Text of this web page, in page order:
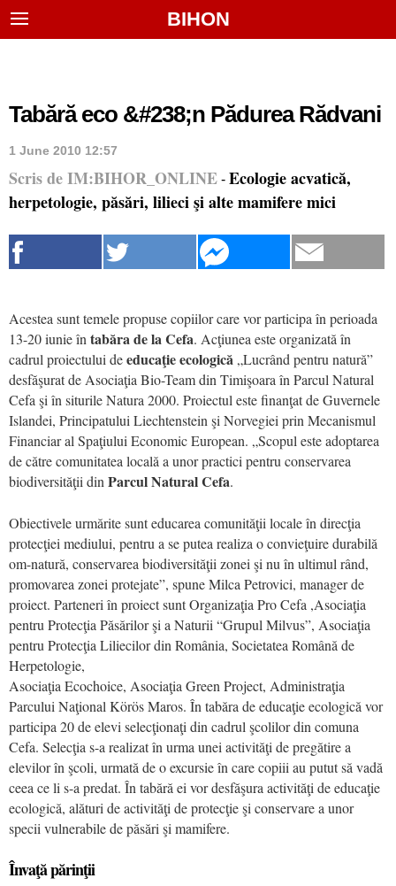
BIHON
Tabără eco &#238;n Pădurea Rădvani
1 June 2010 12:57
Scris de IM:BIHOR_ONLINE - Ecologie acvatică,
herpetologie, păsări, lilieci şi alte mamifere mici
Acestea sunt temele propuse copiilor care vor participa în perioada
13-20 iunie în tabăra de la Cefa. Acţiunea este organizată în
cadrul proiectului deeducaţie ecologică „Lucrând pentru natură”
desfăşurat de Asociaţia Bio-Team din Timişoara în Parcul Natural
Cefa şi în siturile Natura 2000. Proiectul este finanţat de Guvernele
Islandei, Principatului Liechtenstein şi Norvegiei prin Mecanismul
Financiar al Spaţiului Economic European. „Scopul este adoptarea
de către comunitatea locală a unor practici pentru conservarea
biodiversităţii din Parcul Natural Cefa.
Obiectivele urmărite sunt educarea comunităţii locale în direcţia
protecţiei mediului, pentru a se putea realiza o convieţuire durabilă
om-natură, conservarea biodiversităţii zonei şi nu în ultimul rând,
promovarea zonei protejate”, spune Milca Petrovici, manager de
proiect. Parteneri în proiect sunt Organizaţia Pro Cefa ,Asociaţia
pentru Protecţia Păsărilor şi a Naturii “Grupul Milvus”, Asociaţia
pentru Protecţia Liliecilor din România, Societatea Română de
Herpetologie,
Asociaţia Ecochoice, Asociaţia Green Project, Administraţia
Parcului Naţional Körös Maros. În tabăra de educaţie ecologică vor
participa 20 de elevi selecţionaţi din cadrul şcolilor din comuna
Cefa. Selecţia s-a realizat în urma unei activităţi de pregătire a
elevilor în şcoli, urmată de o excursie în care copiii au putut să vadă
ceea ce li s-a predat. În tabără ei vor desfăşura activităţi de educaţie
ecologică, alături de activităţi de protecţie şi conservare a unor
specii vulnerabile de păsări şi mamifere.
Învaţă părinţii